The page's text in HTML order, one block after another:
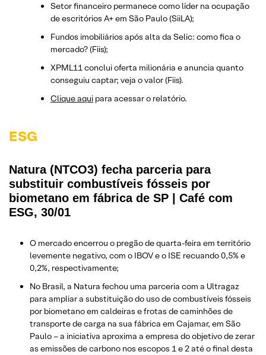
Setor financeiro permanece como líder na ocupação
de escritórios A+ em São Paulo (SiiLA);
Fundos imobiliários após alta da Selic: como fica o
mercado? (Fiis);
XPML11 conclui oferta milionária e anuncia quanto
conseguiu captar; veja o valor (Fiis).
Clique aqui para acessar o relatório.
ESG
Natura (NTCO3) fecha parceria para
substituir combustíveis fósseis por
biometano em fábrica de SP | Café com
ESG, 30/01
O mercado encerrou o pregão de quarta-feira em território
levemente negativo, com o IBOV e o ISE recuando 0,5% e
0,2%, respectivamente;
No Brasil, a Natura fechou uma parceria com a Ultragaz
para ampliar a substituição do uso de combustíveis fósseis
por biometano em caldeiras e frotas de caminhões de
transporte de carga na sua fábrica em Cajamar, em São
Paulo – a iniciativa aproxima a empresa do objetivo de zerar
as emissões de carbono nos escopos 1 e 2 até o final desta